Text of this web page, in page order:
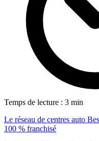
Temps de lecture : 3 min
Le réseau de centres auto
100 % franchisé